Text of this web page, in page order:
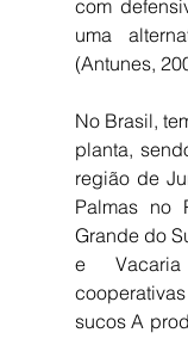
com
uma
(Antunes,
No Brasil,
planta,
região de
Palmas no
Grande do
e
sucos A